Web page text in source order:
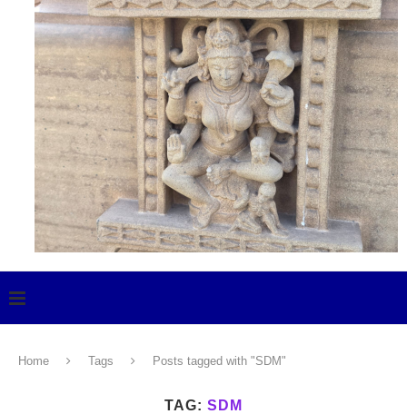
Home Tags Posts tagged with "SDM"
TAG: SDM